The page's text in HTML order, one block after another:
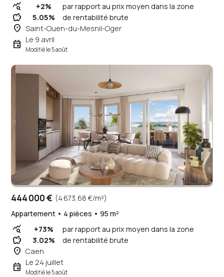
query_stats +2% par rapport au prix moyen dans la zone
savings 5.05% de rentabilité brute
place Saint-Ouen-du-Mesnil-Oger
event Le 9 avril
Modifié le 5 août
444 000 € (4 673,68 €/m²)
Appartement • 4 pièces • 95 m²
query_stats +73% par rapport au prix moyen dans la zone
savings 3.02% de rentabilité brute
place Caen
event Le 24 juillet
Modifié le 5 août